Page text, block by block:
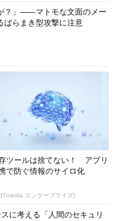
？」――マトモな文面のメー
ばらまき型攻撃に注意
ツールは捨てない！ アプリ
で防ぐ情報のサイロ化
エンタープライズ)
に考える「人間のセキュリ